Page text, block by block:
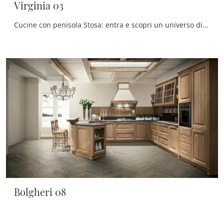
Virginia 03
Cucine con penisola Stosa: entra e scopri un universo di design e contenuto estetico! La cucina convenzionale Virginia 03 ti attende.
Bolgheri 08